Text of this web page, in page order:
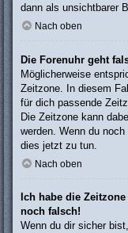
dann als unsichtbarer
Nach oben
Die Forenuhr geht
Möglicherweise
Zeitzone. In diesem
für dich passende
Die Zeitzone kann
werden. Wenn du
dies jetzt zu tun.
Nach oben
Ich habe die
noch falsch!
Wenn du dir sicher